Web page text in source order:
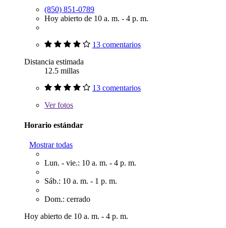
(850) 851-0789
Hoy abierto de 10 a. m. - 4 p. m.
13 comentarios
Distancia estimada
12.5 millas
13 comentarios
Verfotos
Horario estándar
Mostrar todas
Lun. - vie.: 10 a. m. - 4 p. m.
Sáb.: 10 a. m. - 1 p. m.
Dom.: cerrado
Hoy abierto de 10 a. m. - 4 p. m.